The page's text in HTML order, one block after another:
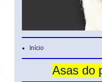
Início
Asas do